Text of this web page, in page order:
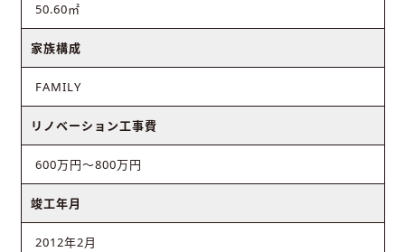
50.60㎡
家族構成
FAMILY
リノベーション工事費
600万円～800万円
竣工年月
2012年2月